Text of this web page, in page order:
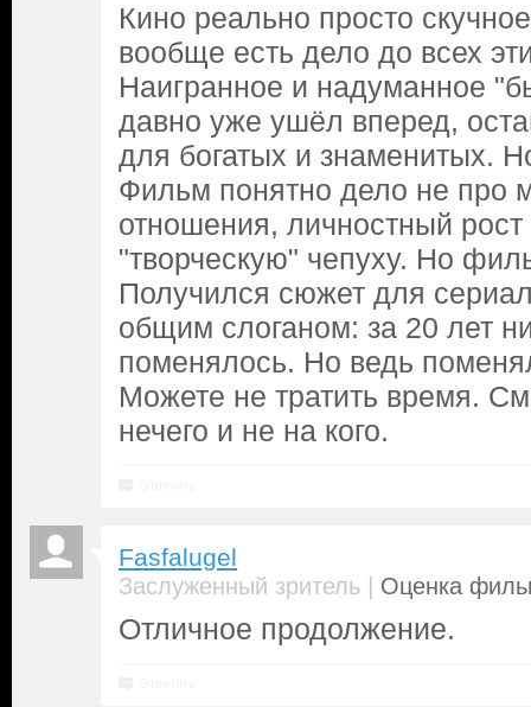
Кино реально просто
вообще есть дело до всех
Наигранное и надуманное
давно уже ушёл вперед,
для богатых и знаменитых.
Фильм понятно дело не про
отношения, личностный
"творческую" чепуху. Но
Получился сюжет для
общим слоганом: за 20 лет
поменялось. Но ведь
Можете не тратить время.
нечего и не на кого.
Fasfalugel
Заслуженный зритель | Оценка
Отличное продолжение.